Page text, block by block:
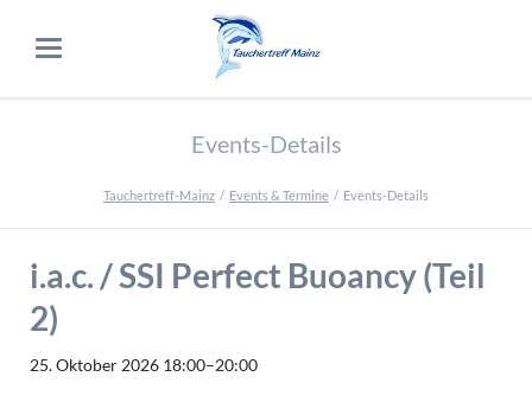
Events-Details
Tauchertreff-Mainz Events & Termine Events-Details
i.a.c. / SSI Perfect Buoancy (Teil
2)
25. Oktober 2026 18:00–20:00